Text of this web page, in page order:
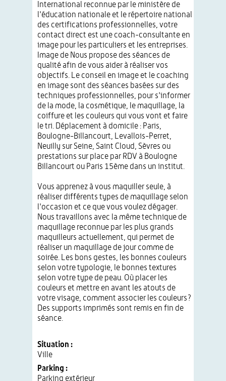
Situation :
Ville
Parking :
Parking extérieur
International reconnue par le ministère de
l'éducation nationale et le répertoire national
des certifications professionnelles, votre
contact direct est une coach-consultante en
image pour les particuliers et les entreprises.
Image de Nous propose des séances de
qualité afin de vous aider à réaliser vos
objectifs. Le conseil en image et le coaching
en image sont des séances basées sur des
techniques professionnelles, pour s'informer
de la mode, la cosmétique, le maquillage, la
coiffure et les couleurs qui vous vont et faire
le tri. Déplacement à domicile : Paris,
Boulogne-Billancourt, Levallois-Perret,
Neuilly sur Seine, Saint Cloud, Sèvres ou
prestations sur place par RDV à Boulogne
Billancourt ou Paris 15ème dans un institut.
Vous apprenez à vous maquiller seule, à
réaliser différents types de maquillage selon
l'occasion et ce que vous voulez dégager.
Nous travaillons avec la même technique de
maquillage reconnue par les plus grands
maquilleurs actuellement, qui permet de
réaliser un maquillage de jour comme de
soirée. Les bons gestes, les bonnes couleurs
selon votre typologie, le bonnes textures
selon votre type de peau. Où placer les
couleurs et mettre en avant les atouts de
votre visage, comment associer les couleurs?
Des supports imprimés sont remis en fin de
séance.